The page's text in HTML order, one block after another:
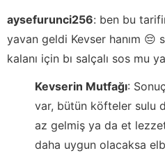
aysefurunci256: ben bu
yavan geldi Kevser hanım 😔
kalanı için bı salçalı sos mu
Kevserin Mutfağı:
var, bütün köfteler sulu
az gelmiş ya da et
daha uygun olacaksa